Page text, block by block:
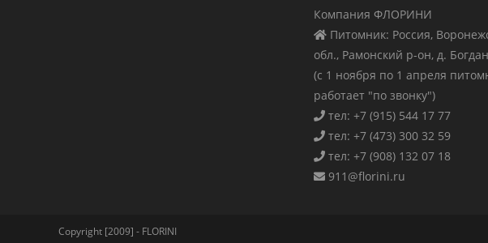
Компания ФЛОРИНИ
Питомник: Россия,
обл., Рамонский р-он, д.
(с 1 ноября по 1 апреля
работает "по звонку")
тел: +7 (915) 544 17 77
тел: +7 (473) 300 32 59
тел: +7 (908) 132 07 18
911@florini.ru
Copyright [2009] - FLORINI